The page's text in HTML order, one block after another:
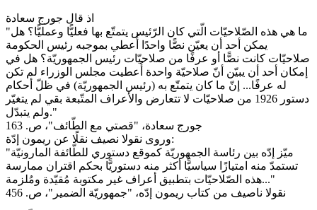
اذ قال جورج سعادة
"ما هي هذه الصّلاحيّات الّتي كان الرّئيس يتمتّع بها فعليًّا وعمليًّا؟ هل
يمكن أحد أن يعيّن نصًّا واحدًا أُعطي بموجبه رئيس الحكومة
صلاحيّات كانت نصًّا أو عرفًا من صلاحيّات رئيس الجمهوريّة؟ هل في
إمكان أحد أن يبيّن أنّ صلاحيّة واحدة أُعطيت مجلس الوزراء لم تكن
له عرفًا... إنّ ما كان يتمتّع به (رئيس الجمهوريّة) في ظلّ أحكام
دستور 1926 من صلاحيّات لا تتعارض والأعراف المتّبعة بقي لم يتغيّر
ولم يتبدّل."
جورج سعادة، "قصتي مع الطّائف"، ص. 163
وروى نقولا نصيف نقلًا عن ريمون إدّة:
"ميّز إدّه بين رئاسة الجمهوريّة كموقع دستوري للطّائفة المارونيّة
تستمدّ منه امتيازًا سياسيًّا أكثر منه دستوريًّا بحكم اقتران ممارسة
هذه الصّلاحيّات بتطبيق أعراف غير مكتوبة مُقيّدة ومُلزمة..."
نقولا ناصيف من كتاب ريمون إدّه، "جمهوريّة الضمير"، ص. 456